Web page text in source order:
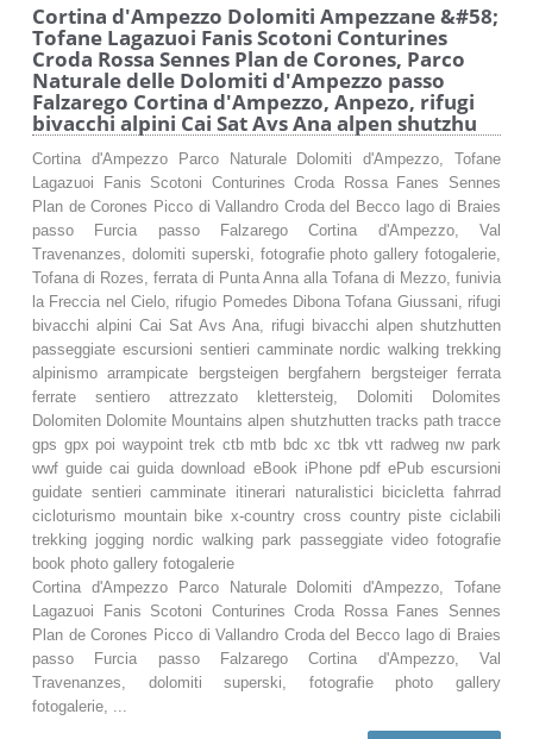
Cortina d'Ampezzo Dolomiti Ampezzane &#58;
Tofane Lagazuoi Fanis Scotoni Conturines
Croda Rossa Sennes Plan de Corones, Parco
Naturale delle Dolomiti d'Ampezzo passo
Falzarego Cortina d'Ampezzo, Anpezo, rifugi
bivacchi alpini Cai Sat Avs Ana alpen shutzhu
Cortina d'Ampezzo Parco Naturale Dolomiti d'Ampezzo, Tofane
Lagazuoi Fanis Scotoni Conturines Croda Rossa Fanes Sennes
Plan de Corones Picco di Vallandro Croda del Becco lago di Braies
passo Furcia passo Falzarego Cortina d'Ampezzo, Val
Travenanzes, dolomiti superski, fotografie photo gallery fotogalerie,
Tofana di Rozes, ferrata di Punta Anna alla Tofana di Mezzo, funivia
la Freccia nel Cielo, rifugio Pomedes Dibona Tofana Giussani, rifugi
bivacchi alpini Cai Sat Avs Ana, rifugi bivacchi alpen shutzhutten
passeggiate escursioni sentieri camminate nordic walking trekking
alpinismo arrampicate bergsteigen bergfahern bergsteiger ferrata
ferrate sentiero attrezzato klettersteig, Dolomiti Dolomites
Dolomiten Dolomite Mountains alpen shutzhutten tracks path tracce
gps gpx poi waypoint trek ctb mtb bdc xc tbk vtt radweg nw park
wwf guide cai guida download eBook iPhone pdf ePub escursioni
guidate sentieri camminate itinerari naturalistici bicicletta fahrrad
cicloturismo mountain bike x-country cross country piste ciclabili
trekking jogging nordic walking park passeggiate video fotografie
book photo gallery fotogalerie
Cortina d'Ampezzo Parco Naturale Dolomiti d'Ampezzo, Tofane
Lagazuoi Fanis Scotoni Conturines Croda Rossa Fanes Sennes
Plan de Corones Picco di Vallandro Croda del Becco lago di Braies
passo Furcia passo Falzarego Cortina d'Ampezzo, Val
Travenanzes, dolomiti superski, fotografie photo gallery
fotogalerie, ...